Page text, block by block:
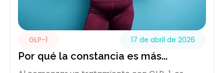
GLP-1 17 de abril de 2026
Por qué la constancia es más...